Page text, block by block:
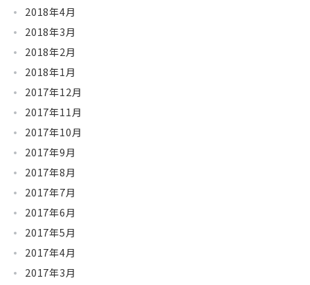
2018年4月
2018年3月
2018年2月
2018年1月
2017年12月
2017年11月
2017年10月
2017年9月
2017年8月
2017年7月
2017年6月
2017年5月
2017年4月
2017年3月